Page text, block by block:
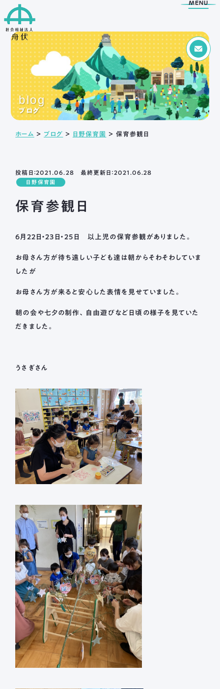
Menu トップページ
舟伏の取り組み
生活訓練はばたき
支援センター
生活支援センターふなぶせ
岐阜市超短時間ワーク
日野保育園
舟伏について
ご挨拶
法人概要
採用情報 募集要項新着情報 ブログ
お気軽にご連絡ください。
MENU
blog
ブログ
ホーム ＞ ブログ ＞ 日野保育園 ＞ 保育参観日
投稿日：2021.06.28 最終更新日：2021.06.28
日野保育園
保育参観日
6月22日・23日・25日 以上児の保育参観がありました。
お母さん方が待ち遠しい子ども達は朝からそわそわしていま
したが
お母さん方が来ると安心した表情を見せていました。
朝の会や七夕の制作、自由遊びなど日頃の様子を見ていた
だきました。
うさぎさん